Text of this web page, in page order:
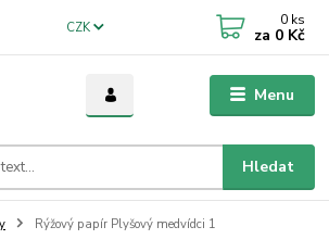
Menu
CZK
Hledat
0 ks
za 0 Kč
Rýžový papír Plyšový medvídci 1